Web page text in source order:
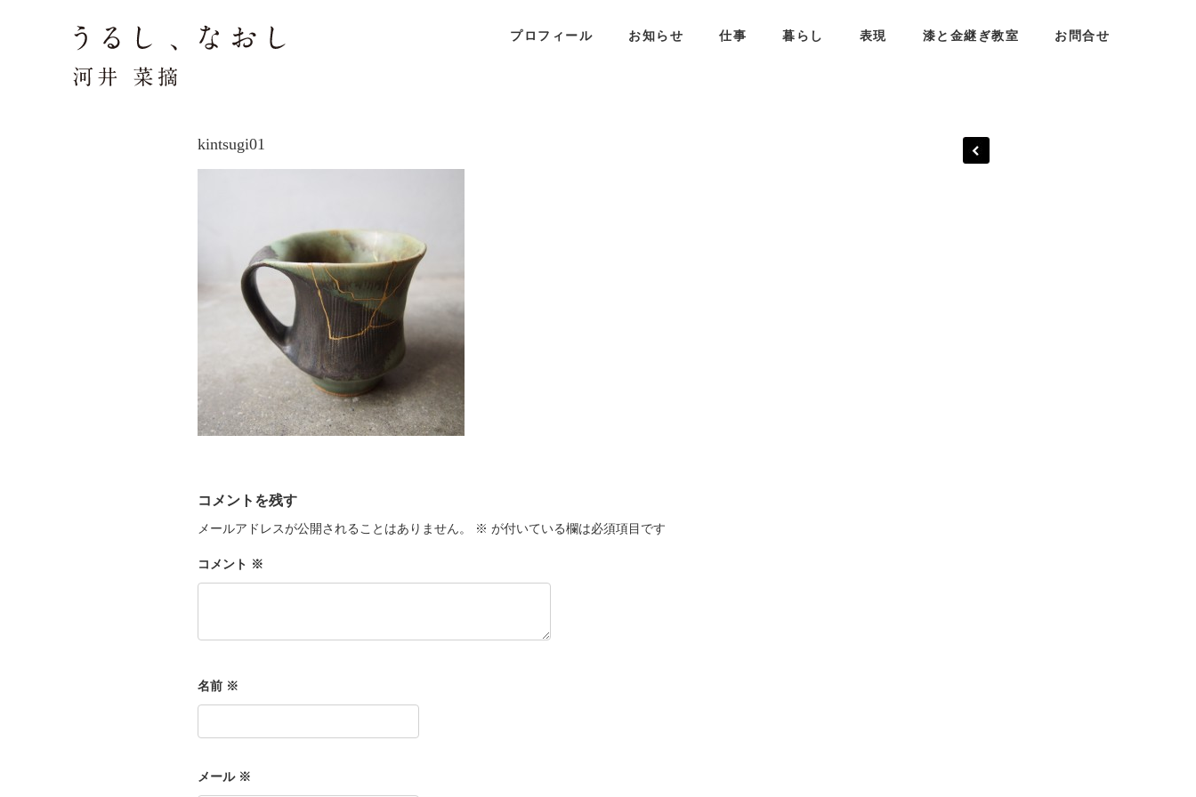
プロフィール お知らせ 仕事 暮らし 表現 漆と金継ぎ教室 お問合せ
kintsugi01
コメントを残す
メールアドレスが公開されることはありません。 ※ が付いている欄は必須項目です
コメント ※
名前 ※
メール ※